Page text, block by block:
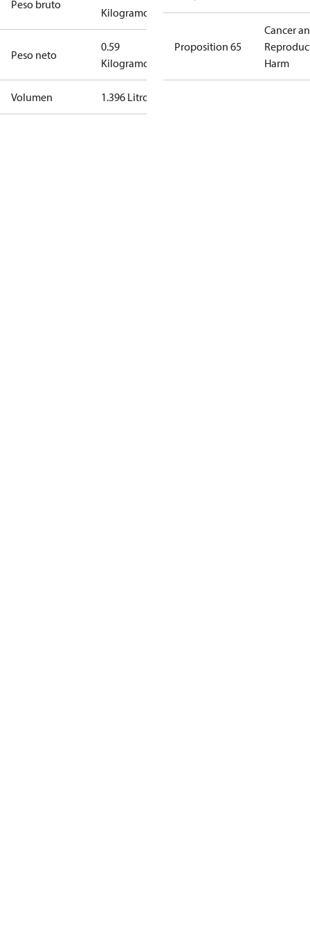
Peso bruto
Kilogramo
Peso neto
0.59
Kilogramo
Volumen 1.396 Litro
Proposition 65
Cancer
Harm